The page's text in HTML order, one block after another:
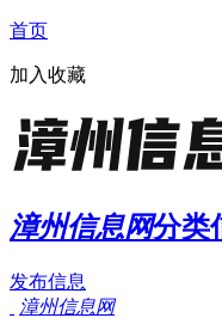
首页
加入收藏
漳州信息网分类
发布信息
漳州信息网